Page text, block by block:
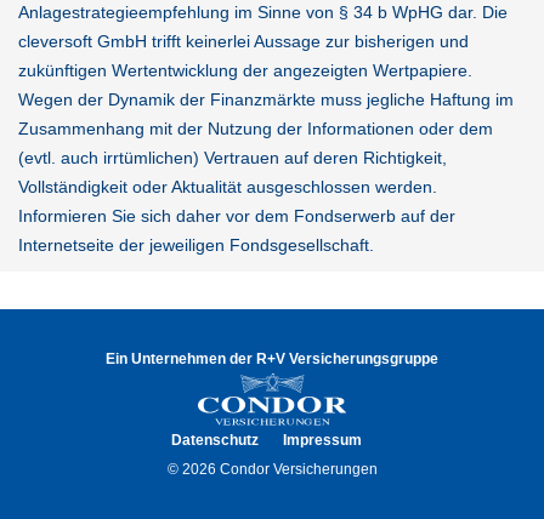
Anlagestrategieempfehlung im Sinne von § 34 b WpHG dar. Die
cleversoft GmbH trifft keinerlei Aussage zur bisherigen und
zukünftigen Wertentwicklung der angezeigten Wertpapiere.
Wegen der Dynamik der Finanzmärkte muss jegliche Haftung im
Zusammenhang mit der Nutzung der Informationen oder dem
(evtl. auch irrtümlichen) Vertrauen auf deren Richtigkeit,
Vollständigkeit oder Aktualität ausgeschlossen werden.
Informieren Sie sich daher vor dem Fondserwerb auf der
Internetseite der jeweiligen Fondsgesellschaft.
Ein Unternehmen der R+V Versicherungsgruppe
Datenschutz
Impressum
© 2026 Condor Versicherungen